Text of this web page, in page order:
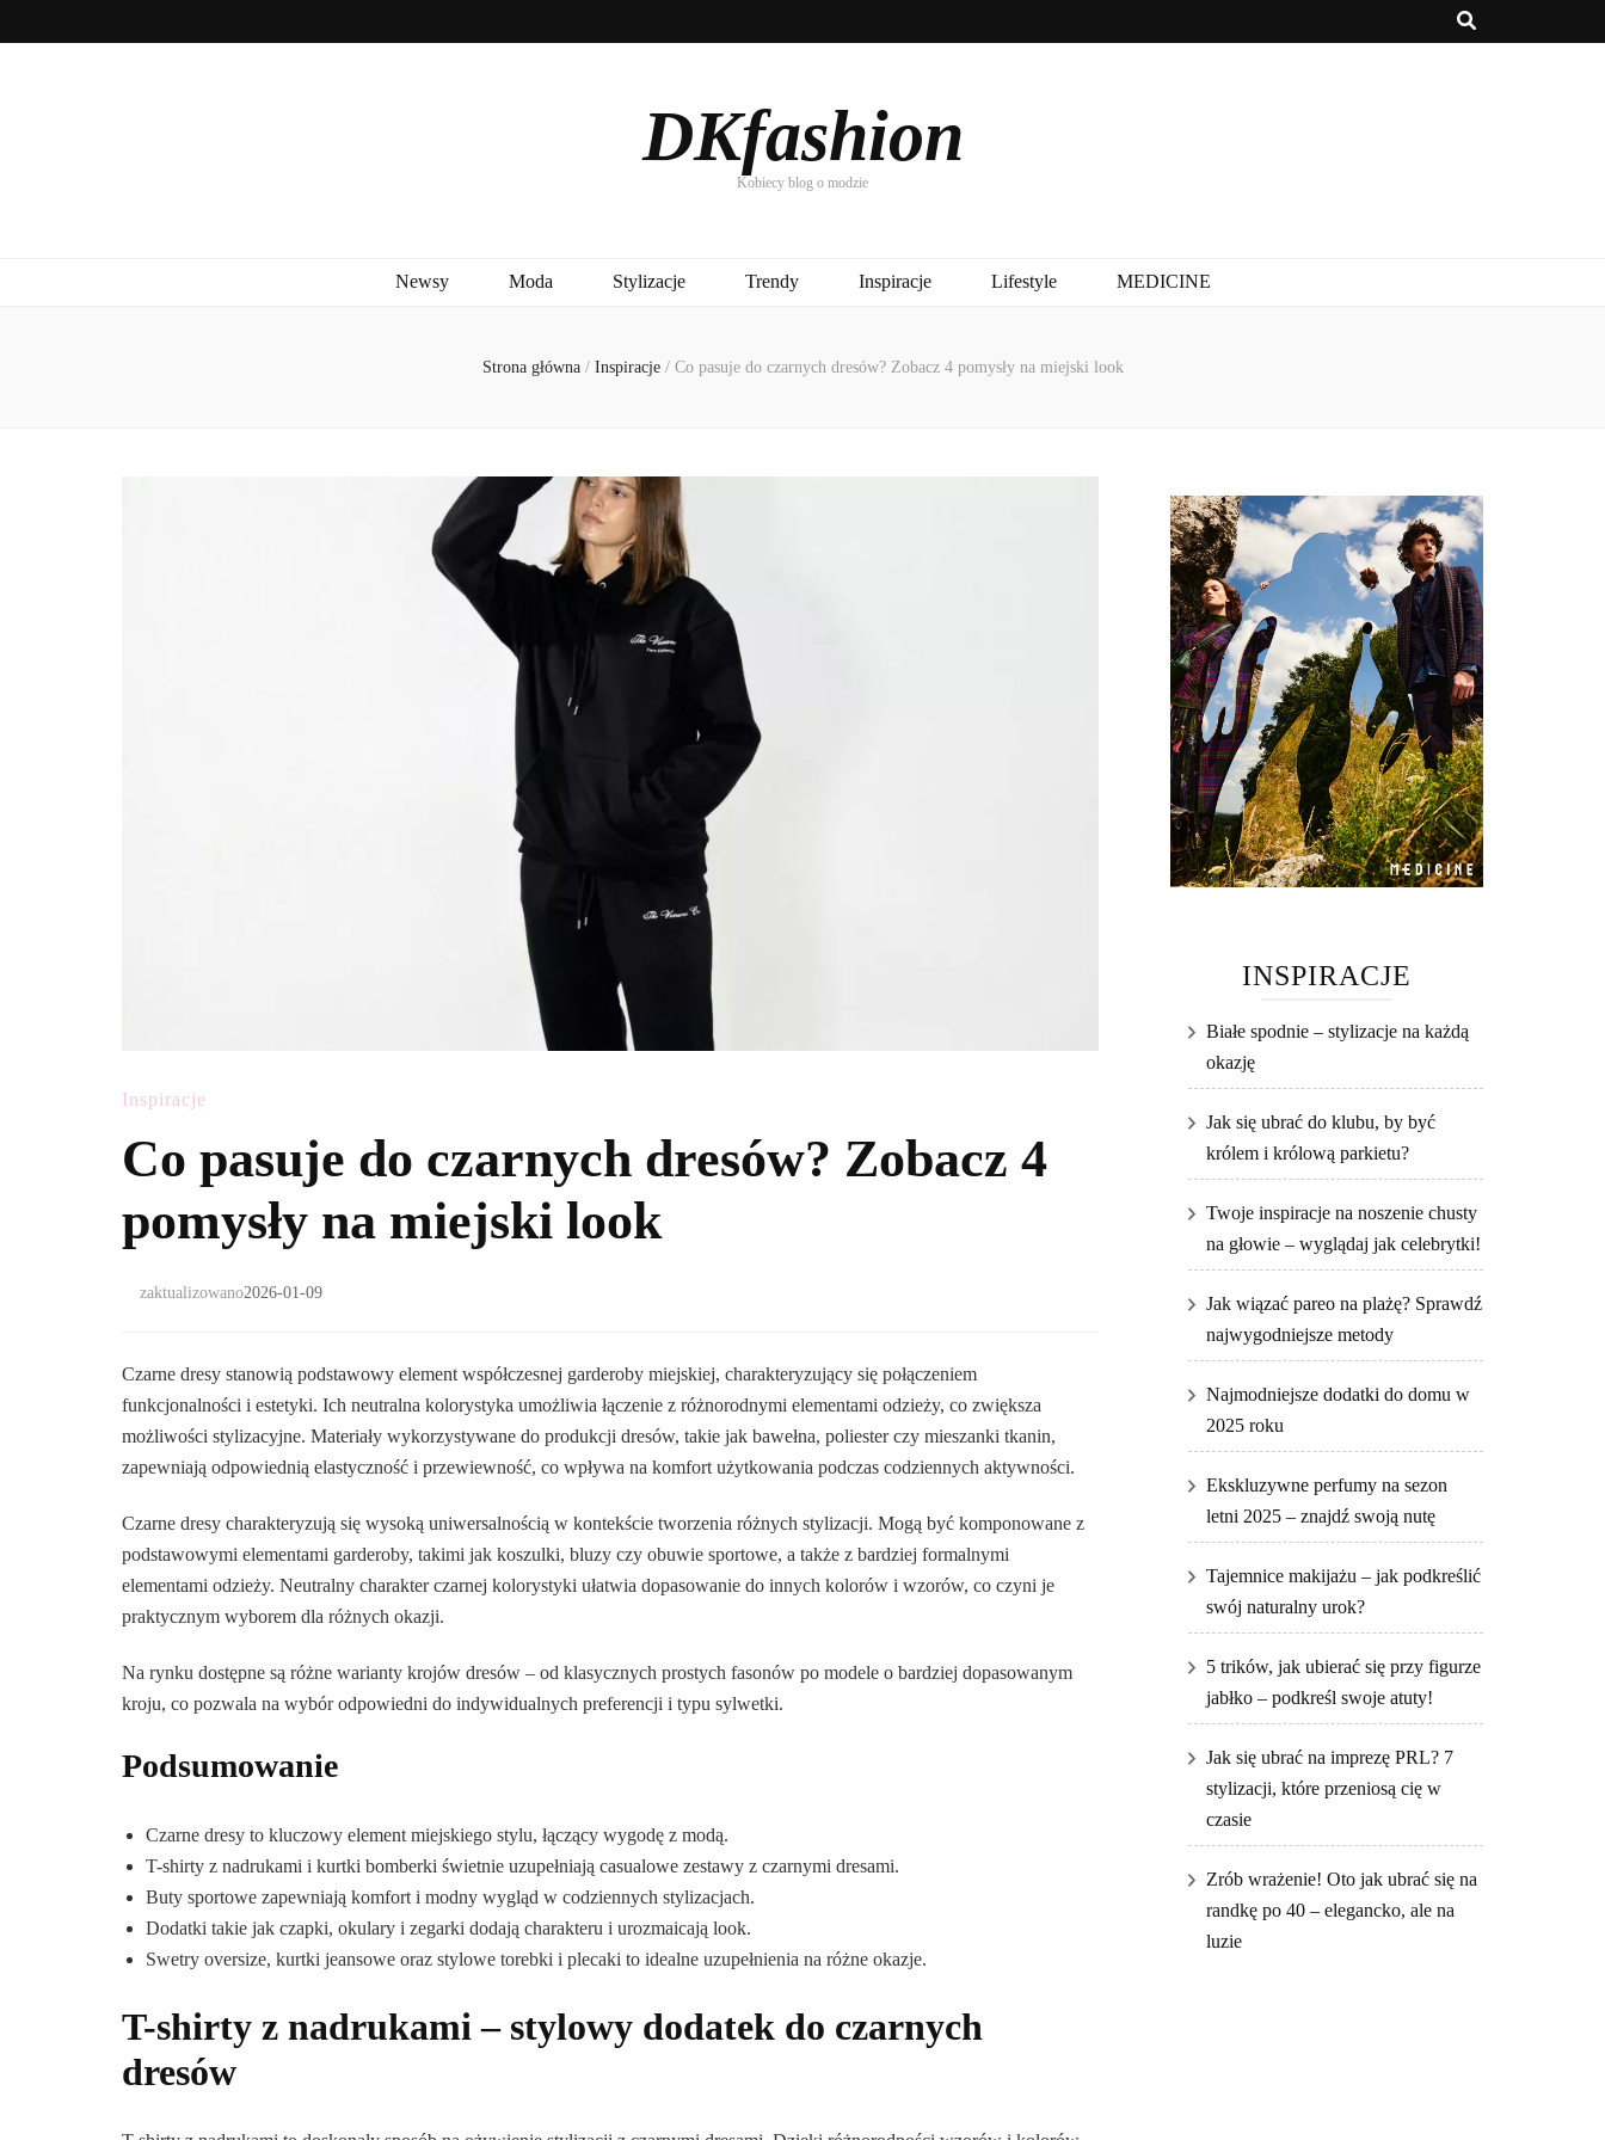
DKfashion
Kobiecy blog o modzie
Newsy Moda Stylizacje Trendy Inspiracje Lifestyle MEDICINE
Strona główna / Inspiracje / Co pasuje do czarnych dresów? Zobacz 4 pomysły na miejski look
Inspiracje
Co pasuje do czarnych dresów? Zobacz 4
pomysły na miejski look
zaktualizowano2026-01-09
Czarne dresy stanowią podstawowy element współczesnej garderoby miejskiej, charakteryzujący się połączeniem
funkcjonalności i estetyki. Ich neutralna kolorystyka umożliwia łączenie z różnorodnymi elementami odzieży, co zwiększa
możliwości stylizacyjne. Materiały wykorzystywane do produkcji dresów, takie jak bawełna, poliester czy mieszanki tkanin,
zapewniają odpowiednią elastyczność i przewiewność, co wpływa na komfort użytkowania podczas codziennych aktywności.
Czarne dresy charakteryzują się wysoką uniwersalnością w kontekście tworzenia różnych stylizacji. Mogą być komponowane z
podstawowymi elementami garderoby, takimi jak koszulki, bluzy czy obuwie sportowe, a także z bardziej formalnymi
elementami odzieży. Neutralny charakter czarnej kolorystyki ułatwia dopasowanie do innych kolorów i wzorów, co czyni je
praktycznym wyborem dla różnych okazji.
Na rynku dostępne są różne warianty krojów dresów – od klasycznych prostych fasonów po modele o bardziej dopasowanym
kroju, co pozwala na wybór odpowiedni do indywidualnych preferencji i typu sylwetki.
Podsumowanie
Czarne dresy to kluczowy element miejskiego stylu, łączący wygodę z modą.
T-shirty z nadrukami i kurtki bomberki świetnie uzupełniają casualowe zestawy z czarnymi dresami.
Buty sportowe zapewniają komfort i modny wygląd w codziennych stylizacjach.
Dodatki takie jak czapki, okulary i zegarki dodają charakteru i urozmaicają look.
Swetry oversize, kurtki jeansowe oraz stylowe torebki i plecaki to idealne uzupełnienia na różne okazje.
T-shirty z nadrukami – stylowy dodatek do czarnych
dresów
INSPIRACJE
Białe spodnie – stylizacje na każdą
okazję
Jak się ubrać do klubu, by być
królem i królową parkietu?
Twoje inspiracje na noszenie chusty
na głowie – wyglądaj jak celebrytki!
Jak wiązać pareo na plażę? Sprawdź
najwygodniejsze metody
Najmodniejsze dodatki do domu w
2025 roku
Ekskluzywne perfumy na sezon
letni 2025 – znajdź swoją nutę
Tajemnice makijażu – jak podkreślić
swój naturalny urok?
5 trików, jak ubierać się przy figurze
jabłko – podkreśl swoje atuty!
Jak się ubrać na imprezę PRL? 7
stylizacji, które przeniosą cię w
czasie
Zrób wrażenie! Oto jak ubrać się na
randkę po 40 – elegancko, ale na
luzie